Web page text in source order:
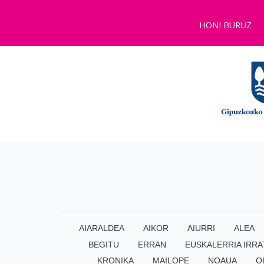
HONI BURUZ
AIARALDEA AIKOR AIURRI ALEA
BEGITU
ERRAN EUSKALERRIA
KRONIKA
MAILOPE NOAUA